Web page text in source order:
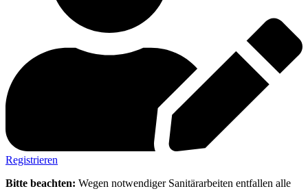
Registrieren
Bitte beachten: Wegen notwendiger Sanitärarbeiten entfallen alle